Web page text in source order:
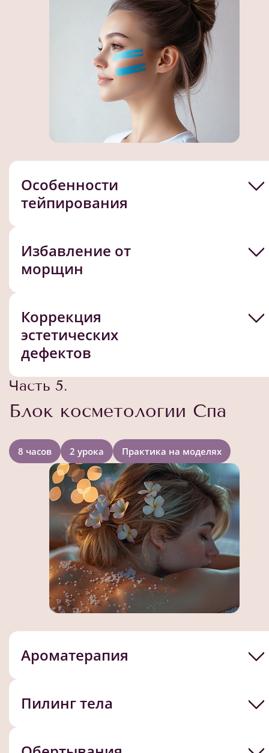
Особенности
тейпирования
Избавление от
морщин
Коррекция
эстетических
дефектов
Часть 5.
Блок косметологии Спа
8 часов 2 урока Практика на моделях
Ароматерапия
Пилинг тела